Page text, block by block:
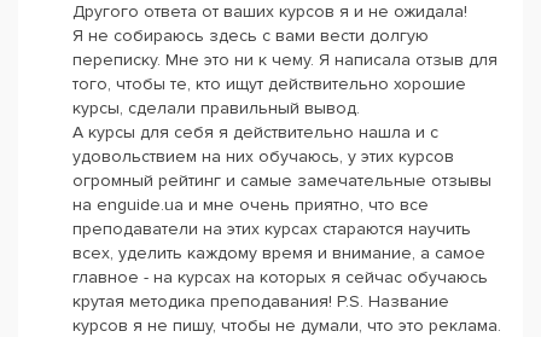
Другого ответа от ваших курсов я и не ожидала!
Я не собираюсь здесь с вами вести долгую
переписку. Мне это ни к чему. Я написала отзыв для
того, чтобы те, кто ищут действительно хорошие
курсы, сделали правильный вывод.
А курсы для себя я действительно нашла и с
удовольствием на них обучаюсь, у этих курсов
огромный рейтинг и самые замечательные отзывы
на enguide.ua и мне очень приятно, что все
преподаватели на этих курсах стараются научить
всех, уделить каждому время и внимание, а самое
главное - на курсах на которых я сейчас обучаюсь
крутая методика преподавания! P.S. Название
курсов я не пишу, чтобы не думали, что это реклама.